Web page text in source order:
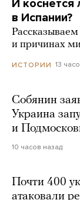
И коснется
в Испании?
и причинах
ИСТОРИИ 13
Собянин
Украина
и
10 часов назад
Почти 400
атаковали